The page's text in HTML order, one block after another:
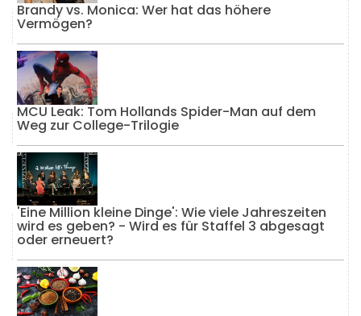
Brandy vs. Monica: Wer hat das höhere
Vermögen?
MCU Leak: Tom Hollands Spider-Man auf dem
Weg zur College-Trilogie
'Eine Million kleine Dinge': Wie viele Jahreszeiten
wird es geben? - Wird es für Staffel 3 abgesagt
oder erneuert?